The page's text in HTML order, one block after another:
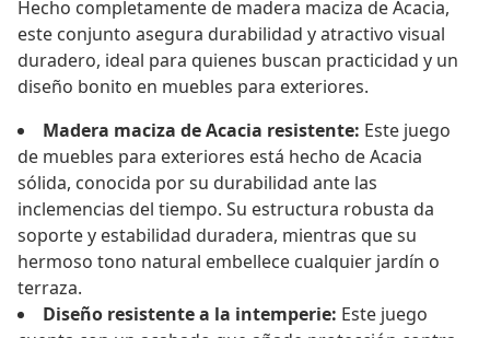
Hecho completamente de madera maciza de Acacia,
este conjunto asegura durabilidad y atractivo visual
duradero, ideal para quienes buscan practicidad y un
diseño bonito en muebles para exteriores.
Madera maciza de Acacia resistente: Este juego
de muebles para exteriores está hecho de Acacia
sólida, conocida por su durabilidad ante las
inclemencias del tiempo. Su estructura robusta da
soporte y estabilidad duradera, mientras que su
hermoso tono natural embellece cualquier jardín o
terraza.
Diseño resistente a la intemperie: Este juego